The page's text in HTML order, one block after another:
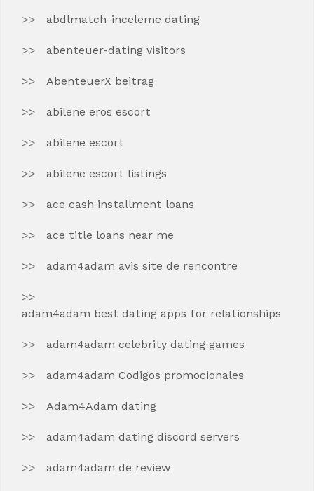
abdlmatch-inceleme dating
abenteuer-dating visitors
AbenteuerX beitrag
abilene eros escort
abilene escort
abilene escort listings
ace cash installment loans
ace title loans near me
adam4adam avis site de rencontre
adam4adam best dating apps for relationships
adam4adam celebrity dating games
adam4adam Codigos promocionales
Adam4Adam dating
adam4adam dating discord servers
adam4adam de review